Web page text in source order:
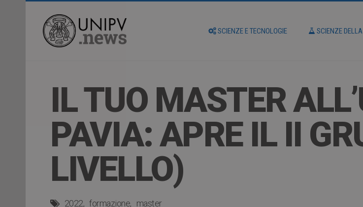
SCIENZE E TECNOLOGIE SCIENZE
IL TUO MASTER
PAVIA: APRE IL II
LIVELLO)
2022 formazione master